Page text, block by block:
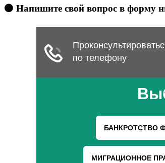
🟠 Напишите свой вопрос в форму